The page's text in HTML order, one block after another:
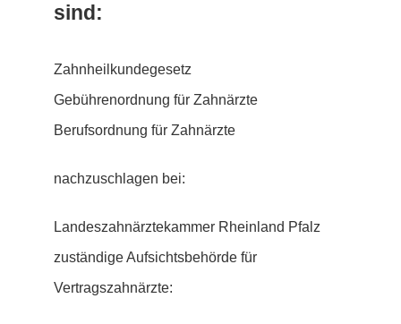
sind:
Zahnheilkundegesetz
Gebührenordnung für Zahnärzte
Berufsordnung für Zahnärzte
nachzuschlagen bei:
Landeszahnärztekammer Rheinland Pfalz
zuständige Aufsichtsbehörde für
Vertragszahnärzte: